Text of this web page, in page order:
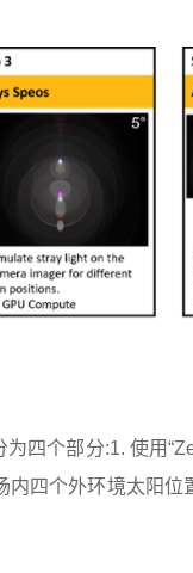
四个部分:1. 使用
四个外环境太阳